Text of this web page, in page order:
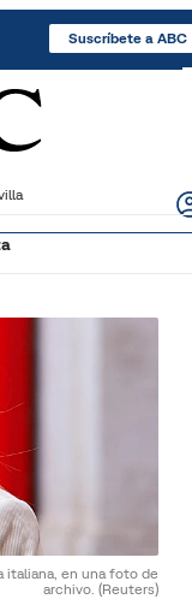
Suscríbete a ABC
italiana, en una foto de
archivo. (Reuters)